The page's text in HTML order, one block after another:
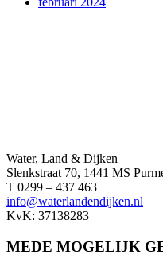
Water, Land & Dijken
Slenkstraat 70, 1441 MS
T 0299 – 437 463
info@waterlandendijken.nl
KvK: 37138283
MEDE MOGELIJK